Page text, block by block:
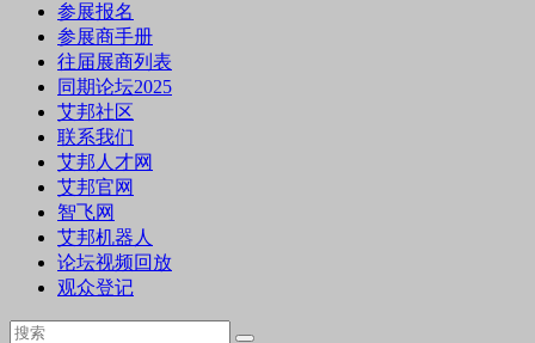
参展报名
参展商手册
往届展商列表
同期论坛2025
艾邦社区
联系我们
艾邦人才网
艾邦官网
智飞网
艾邦机器人
论坛视频回放
观众登记